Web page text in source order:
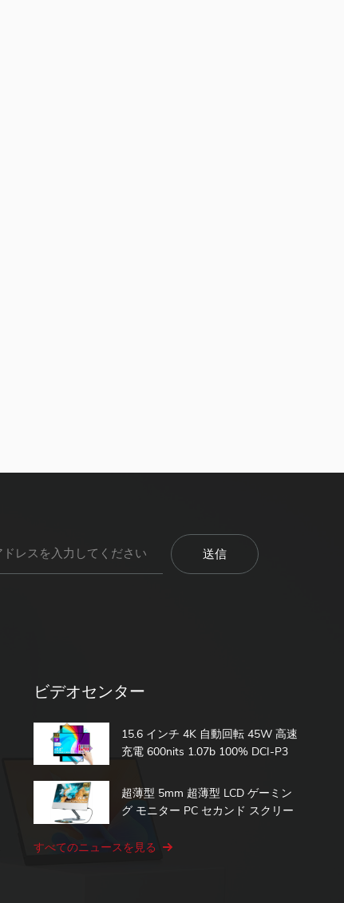
ビデオセンター
15.6 インチ 4K 自動回転 45W 高速
充電 600nits 1.07b 100% DCI-P3
モニター
超薄型 5mm 超薄型 LCD ゲーミン
グ モニター PC セカンド スクリー
ー
すべてのニュースを見る